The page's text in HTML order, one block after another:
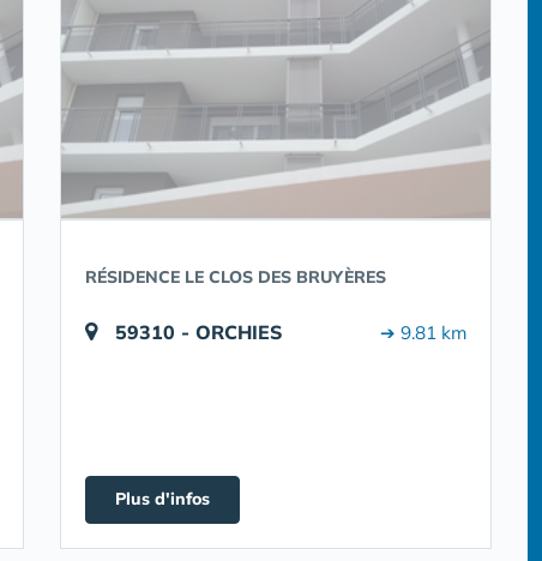
RÉSIDENCE LE CLOS DES BRUYÈRES
59310 - ORCHIES ➔ 9.81 km
Plus d'infos